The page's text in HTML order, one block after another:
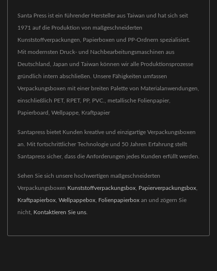
Santa Press ist ein führender Hersteller aus Taiwan und hat sich seit
1971 auf die Produktion von maßgeschneiderten
Kunststoffverpackungen, Papierboxen und PP-Ordnern spezialisiert.
Mit modernsten Druck- und Nachbearbeitungsmaschinen aus
Deutschland, Japan und Taiwan können wir alle Produktionsprozesse
gründlich intern abschließen. Unsere Fähigkeiten umfassen
Verpackungsboxen mit einer breiten Palette von Materialanwendungen,
einschließlich PET, RPET, PP, PVC., metallische Folienpapier,
Papierboard, Wellpappe, Kraftpapier
Santapress bietet Kunden kreative und einzigartige Verpackungsboxen
an. Mit fortschrittlicher Technologie und 50 Jahren Erfahrung stellt
Santapress sicher, dass die Anforderungen jedes Kunden erfüllt werden.
Sehen Sie sich unsere hochwertigen maßgeschneiderten
Verpackungsboxen Kunststoffverpackungsbox Papierverpackungsbox
Kraftpapierbox Wellpappebox Folienpapierbox an und zögern Sie
nicht, Kontaktieren Sie uns